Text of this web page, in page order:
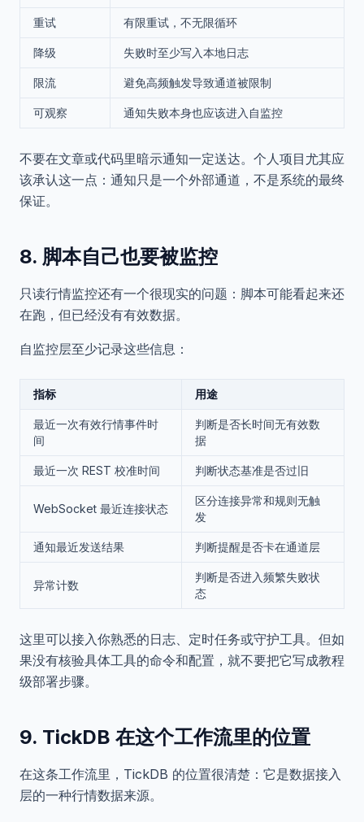
重试 有限重试，不无限循环
降级 失败时至少写入本地日志
限流 避免高频触发导致通道被限制
可观察 通知失败本身也应该进入自监控
不要在文章或代码里暗示通知一定送达。个人项目尤其应
该承认这一点：通知只是一个外部通道，不是系统的最终
保证。
8. 脚本自己也要被监控
只读行情监控还有一个很现实的问题：脚本可能看起来还
在跑，但已经没有有效数据。
自监控层至少记录这些信息：
指标 用途
最近一次有效行情事件时
间
判断是否长时间无有效数
据
最近一次 REST 校准时间 判断状态基准是否过旧
WebSocket 最近连接状态
区分连接异常和规则无触
发
通知最近发送结果 判断提醒是否卡在通道层
异常计数
判断是否进入频繁失败状
态
这里可以接入你熟悉的日志、定时任务或守护工具。但如
果没有核验具体工具的命令和配置，就不要把它写成教程
级部署步骤。
9. TickDB 在这个工作流里的位置
在这条工作流里，TickDB 的位置很清楚：它是数据接入
层的一种行情数据来源。